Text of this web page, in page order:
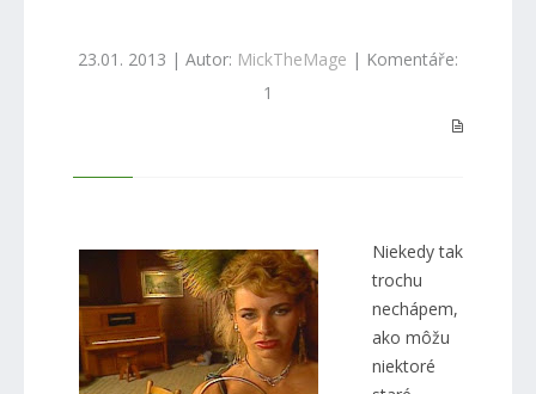
23.01. 2013 | Autor: MickTheMage | Komentáře:
1
Niekedy tak
trochu
nechápem,
ako môžu
niektoré